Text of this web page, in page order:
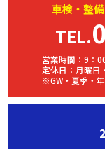
車検・ 整備
TEL.
営業時間：9：
定休日：月曜日
※GW・夏季・